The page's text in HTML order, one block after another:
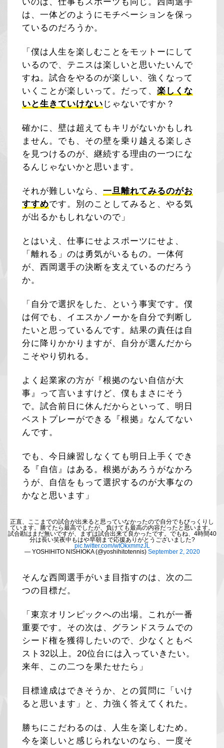
は、一体どのようにモチベーションを保っ
ているのだろうか。
「僕は人生を楽しむことをモットーにして
いるので、テニスは楽しいと思いたいんで
すね。試合をやるのが楽しい、強くなって
いくことが楽しいって。だって、楽しくな
いと生きていけない じゃないですか？
確かに、壁は超えてもキリがないかもしれ
ません。でも、その壁を乗り越える楽しさ
を見つけるのが、継続する理由の一つにな
るんじゃないかと思います。
それが難しいなら、一旦離れてみるのがお
すすめです。別のことしてみると、やる気
が出るかもしれないので」
とはいえ、仕事にせよスポーツにせよ、
「離れる」のは勇気がいるもの。一体何
が、西岡選手の決断を支えているのだろう
か。
「自分で選択をした、という事実です。僕
は何でも、イエスかノーかを自分で判断し
たいと思っているんです。結果の責任は自
分に降りかかりますが、自分が選んだから
こそやり切れる。
よく起業家の方が『根拠のない自信が大
事』って言いますけど、僕もまさにそう
で。試合前日に休んだからといって、明日
ベストプレーができる『根拠』なんてない
んです。
でも、今日練習しなくても明日上手くでき
る『自信』はある。根拠があろうがなかろ
うが、自信をもって選択するのが大事なの
かなと思います」
正直、ここまでの試合が出来ると思っていなかったので自分でもびっくりし
ています。勝てたら最高でしたが、負けても最高の内容だったと思います。
試合勘はまだ無いですが、まずは試合出来て良かったです。でもね、4時間40
分は長い笑夜中もはや早朝まで応援ありがとうございました?
pic.twitter.com/wtOkxmmzJL
— YOSHIHITO NISHIOKA (@yoshihitotennis) September 2, 2020
そんな西岡選手がいま目指すのは、次の二
つの目標だ。
「東京オリンピックへの出場。これが一番
重要です。その次は、グランドスラムでの
シード権を獲得したいので、少なくともベ
スト32以上。20位台には入っていきたい。
来年、この二つを果たせたら」
目標達成はできそうか、との質問に「いけ
ると思います」と、力強く答えてくれた。
勝ちにこだわるのは、人生を楽しむため。
今を楽しいと感じられないのなら、一度そ